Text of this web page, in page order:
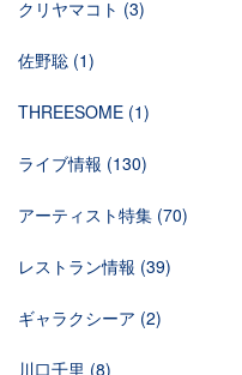
クリヤマコト (3)
佐野聡 (1)
THREESOME (1)
ライブ情報 (130)
アーティスト特集 (70)
レストラン情報 (39)
ギャラクシーア (2)
川口千里 (8)